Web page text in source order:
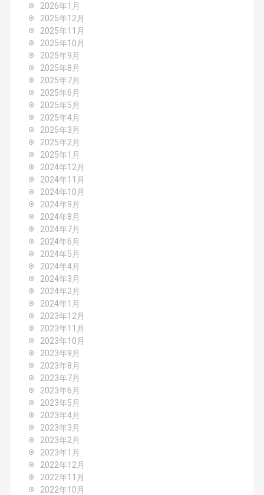
2026年1月
2025年12月
2025年11月
2025年10月
2025年9月
2025年8月
2025年7月
2025年6月
2025年5月
2025年4月
2025年3月
2025年2月
2025年1月
2024年12月
2024年11月
2024年10月
2024年9月
2024年8月
2024年7月
2024年6月
2024年5月
2024年4月
2024年3月
2024年2月
2024年1月
2023年12月
2023年11月
2023年10月
2023年9月
2023年8月
2023年7月
2023年6月
2023年5月
2023年4月
2023年3月
2023年2月
2023年1月
2022年12月
2022年11月
2022年10月